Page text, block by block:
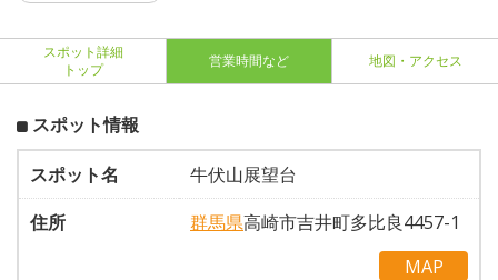
スポット詳細
トップ
営業時間など 地図・アクセス
スポット情報
スポット名
牛伏山展望台
住所
群馬県高崎市吉井町多比良4457-1
MAP